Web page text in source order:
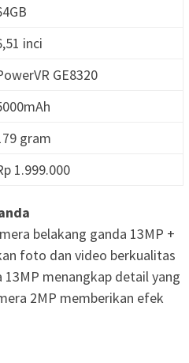
inci
GE8320
gram
1.999.000
belakang ganda 13MP +
foto dan video berkualitas
menangkap detail yang
2MP memberikan efek